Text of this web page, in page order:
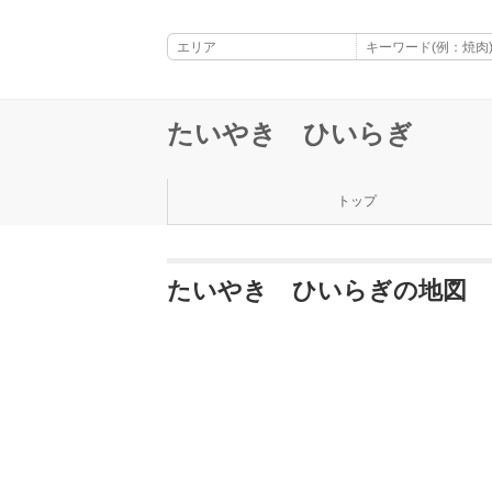
たいやき ひいらぎ
トップ
たいやき ひいらぎの地図